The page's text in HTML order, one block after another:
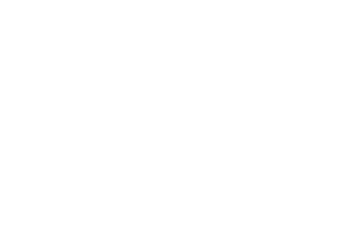
comprenant une table avec des chaises, un luminaire suspendu et un